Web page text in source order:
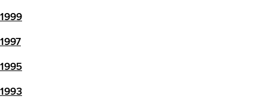
1999
1997
1995
1993